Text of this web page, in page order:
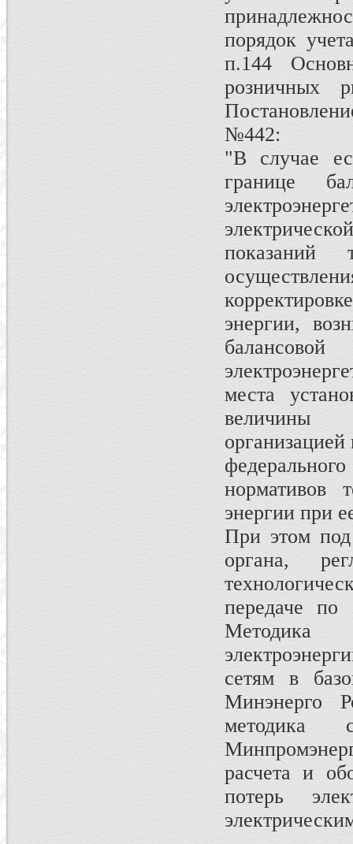
порядок
п.144
розничных
№442:
"В случае
границе
энергии,
места
величины
нормативов
энергии при
При этом под
органа,
передаче по
Методика
сетям в
Минэнерго
методика
расчета и
потерь